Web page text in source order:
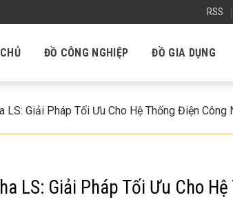
RSS
ĐỒ CÔNG NGHIỆP ĐỒ GIA DỤNG
LS: Giải Pháp Tối Ưu Cho Hệ Thống Điện Công
LS: Giải Pháp Tối Ưu Cho